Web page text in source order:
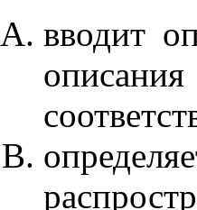
вводит